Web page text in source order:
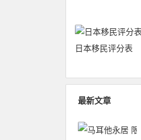
日本移民评分表
最新文章